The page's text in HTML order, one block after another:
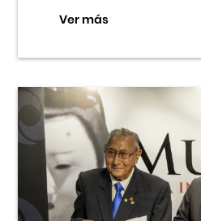
Ver más